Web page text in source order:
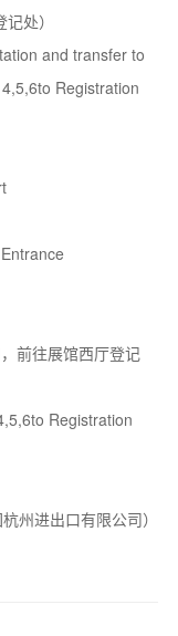
处）
and transfer to
Registration
前往展馆西厅登记
Registration
州进出口有限公司）